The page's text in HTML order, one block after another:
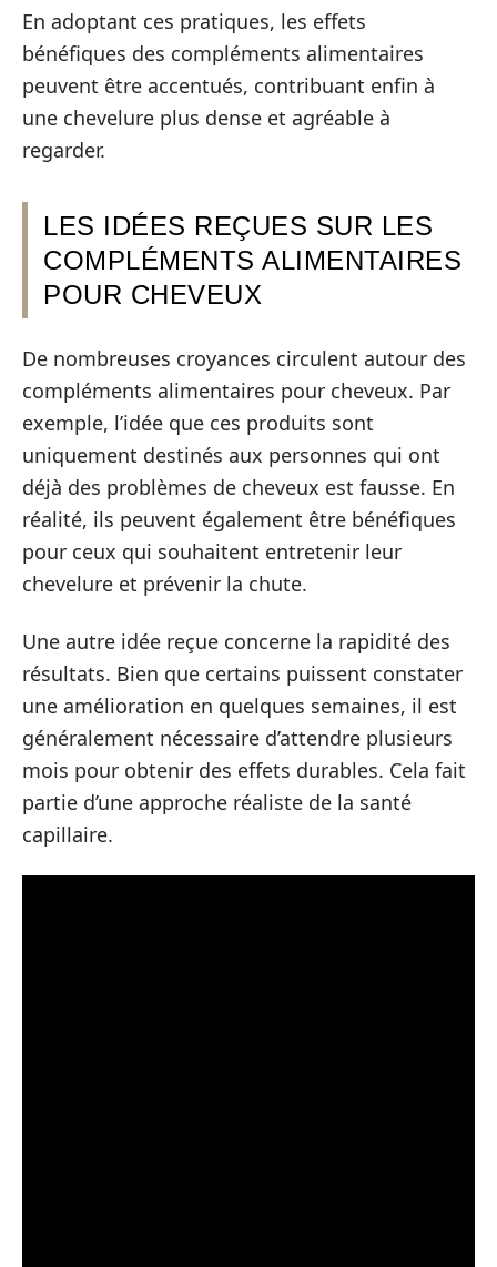
En adoptant ces pratiques, les effets
bénéfiques des compléments alimentaires
peuvent être accentués, contribuant enfin à
une chevelure plus dense et agréable à
regarder.
LES IDÉES REÇUES SUR LES
COMPLÉMENTS ALIMENTAIRES
POUR CHEVEUX
De nombreuses croyances circulent autour des
compléments alimentaires pour cheveux. Par
exemple, l’idée que ces produits sont
uniquement destinés aux personnes qui ont
déjà des problèmes de cheveux est fausse. En
réalité, ils peuvent également être bénéfiques
pour ceux qui souhaitent entretenir leur
chevelure et prévenir la chute.
Une autre idée reçue concerne la rapidité des
résultats. Bien que certains puissent constater
une amélioration en quelques semaines, il est
généralement nécessaire d’attendre plusieurs
mois pour obtenir des effets durables. Cela fait
partie d’une approche réaliste de la santé
capillaire.